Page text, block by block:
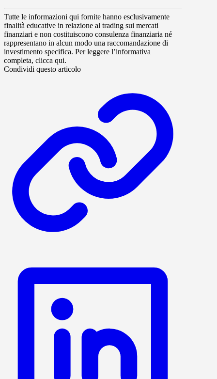
Tutte le informazioni qui fornite hanno esclusivamente
finalità educative in relazione al trading sui mercati
finanziari e non costituiscono consulenza finanziaria né
rappresentano in alcun modo una raccomandazione di
investimento specifica. Per leggere l’informativa
completa, clicca qui.
Condividi questo articolo